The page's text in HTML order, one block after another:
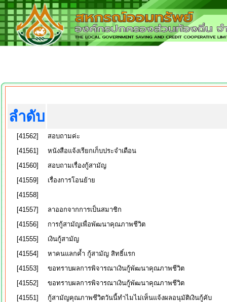
ลำดับ
[41562]
สอบถามค่ะ
[41561]
หนังสือแจ้งเรียกเก็บประจำเดือน
[41560]
สอบถามเรื่องกู้สามัญ
[41559]
เรื่องการโอนย้าย
[41558]
[41557]
ลาออกจากการเป็นสมาชิก
[41556]
การกู้สามัญเพื่อพัฒนาคุณภาพชีวิต
[41555]
เงินกู้สามัญ
[41554]
หาคนแลกค้ำ กู้สามัญ สิทธิ์แรก
[41553]
ขอทราบผลการพิจารณาเงินกู้พัฒนาคุณภาพชีวิต
[41552]
ขอทราบผลการพิจารณาเงินกู้พัฒนาคุณภาพชีวิต
[41551]
กู้สามัญคุณภาพชีวิตวันนี้ทำไมไม่เห็นแจ้งผลอนุมัติเงินกู้คับ